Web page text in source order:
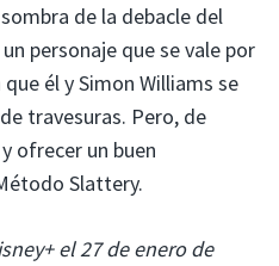
de la debacle del
personaje que se vale por
él y Simon Williams se
travesuras. Pero, de
ofrecer un buen
Slattery.
el 27 de enero de